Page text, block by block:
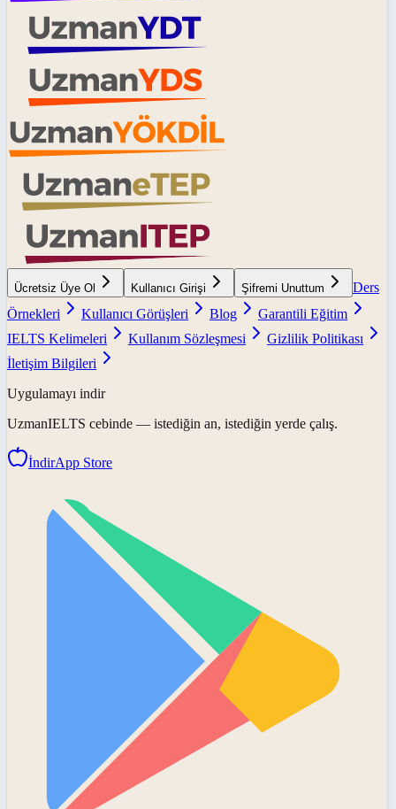
Ücretsiz Üye Ol Kullanıcı Girişi Şifremi Unuttum
Ders
Örnekleri
Kullanıcı Görüşleri Blog
Garantili Eğitim
IELTS Kelimeleri
Kullanım Sözleşmesi
Gizlilik Politikası
İletişim Bilgileri
Uygulamayı indir
UzmanIELTS cebinde — istediğin an, istediğin yerde çalış.
İndirApp Store